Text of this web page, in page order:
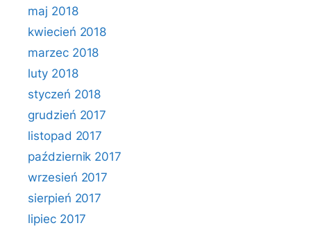
maj 2018
kwiecień 2018
marzec 2018
luty 2018
styczeń 2018
grudzień 2017
listopad 2017
październik 2017
wrzesień 2017
sierpień 2017
lipiec 2017